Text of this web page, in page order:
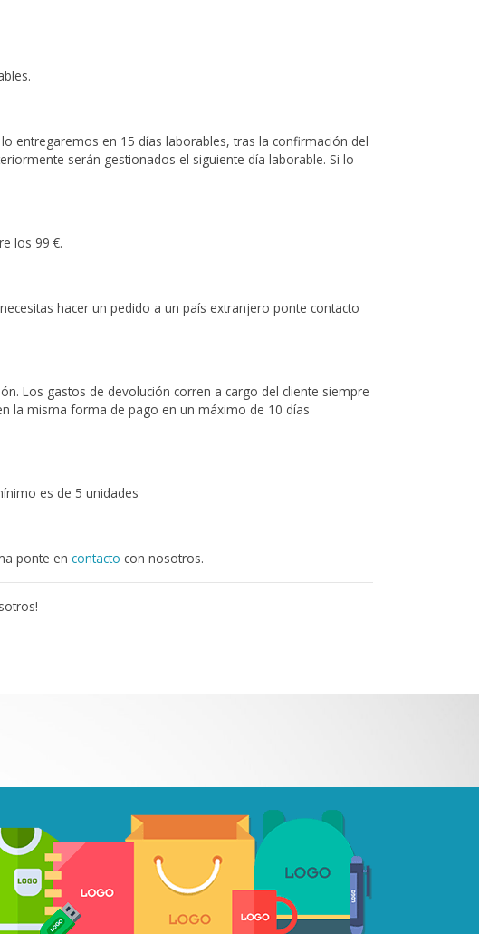
entregaremos en 15 días laborables, tras la confirmación del
serán gestionados el siguiente día laborable. Si lo
los 99 €.
hacer un pedido a un país extranjero ponte contacto
Los gastos de devolución corren a cargo del cliente siempre
la misma forma de pago en un máximo de 10 días
es de 5 unidades
ponte en contacto con nosotros.